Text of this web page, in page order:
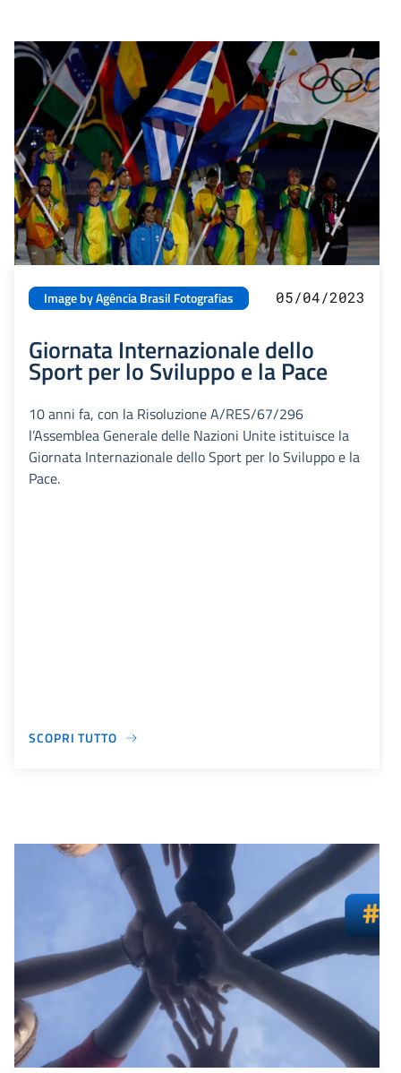
Image by Agência Brasil Fotografias 05/04/2023
Giornata Internazionale dello
Sport per lo Sviluppo e la Pace
10 anni fa, con la Risoluzione A/RES/67/296
l’Assemblea Generale delle Nazioni Unite istituisce la
Giornata Internazionale dello Sport per lo Sviluppo e la
Pace.
SCOPRI TUTTO